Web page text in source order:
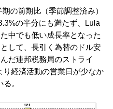
の前期比（季節調整済み）
の半分にも満たず、Lula
中でも低い成長率となった
して、長引く為替のドル安
だ連邦税務局のストライ
経済活動の営業日が少なか
。